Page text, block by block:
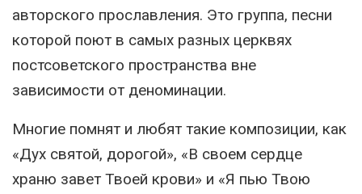
авторского прославления. Это группа, песни
которой поют в самых разных церквях
постсоветского пространства вне
зависимости от деноминации.
Многие помнят и любят такие композиции, как
«Дух святой, дорогой», «В своем сердце
храню завет Твоей крови» и «Я пью Твою